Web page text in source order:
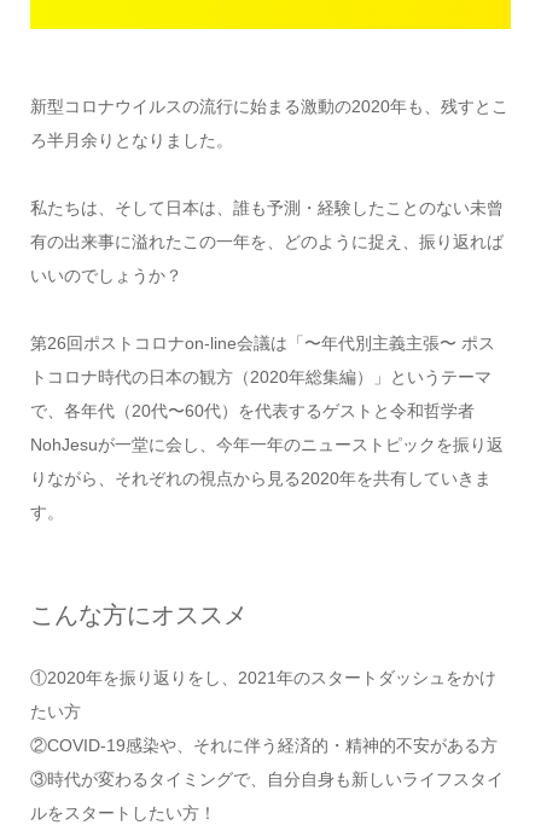
新型コロナウイルスの流行に始まる激動の2020年も、残すとこ
ろ半月余りとなりました。
私たちは、そして日本は、誰も予測・経験したことのない未曾
有の出来事に溢れたこの一年を、どのように捉え、振り返れば
いいのでしょうか？
第26回ポストコロナon-line会議は「〜年代別主義主張〜 ポス
トコロナ時代の日本の観方（2020年総集編）」というテーマ
で、各年代（20代〜60代）を代表するゲストと令和哲学者
NohJesuが一堂に会し、今年一年のニューストピックを振り返
りながら、それぞれの視点から見る2020年を共有していきま
す。
こんな方にオススメ
①2020年を振り返りをし、2021年のスタートダッシュをかけ
たい方
②COVID-19感染や、それに伴う経済的・精神的不安がある方
③時代が変わるタイミングで、自分自身も新しいライフスタイ
ルをスタートしたい方！